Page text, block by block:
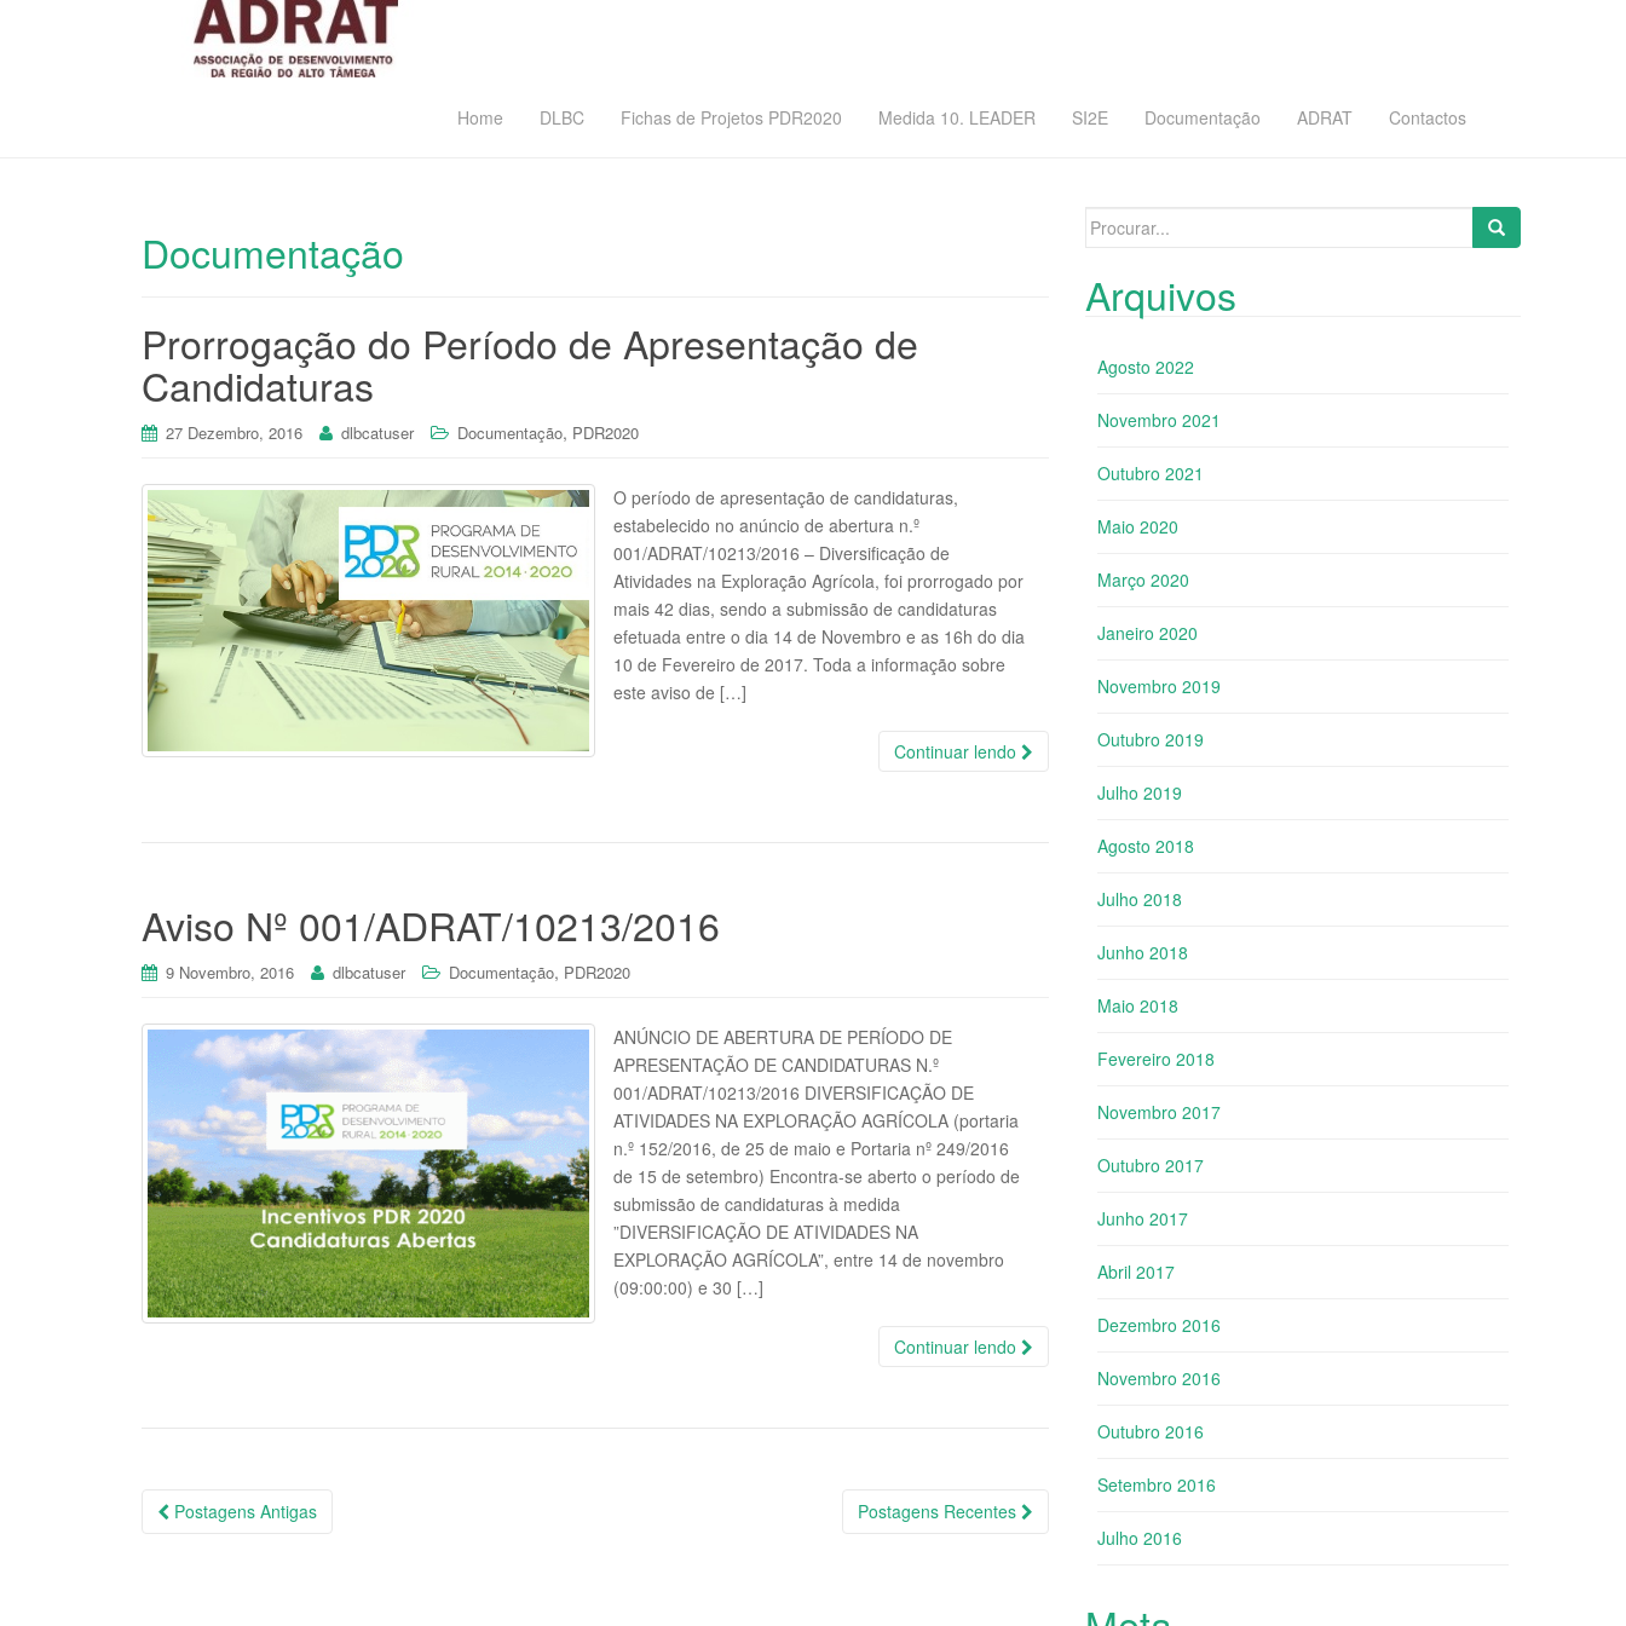
Home DLBC Fichas de Projetos PDR2020 Medida 10. LEADER SI2E Documentação ADRAT Contactos
Documentação
Prorrogação do Período de Apresentação de
Candidaturas
27 Dezembro, 2016 dlbcatuser Documentação, PDR2020
O período de apresentação de candidaturas,
estabelecido no anúncio de abertura n.º
001/ADRAT/10213/2016 – Diversificação de
Atividades na Exploração Agrícola, foi prorrogado por
mais 42 dias, sendo a submissão de candidaturas
efetuada entre o dia 14 de Novembro e as 16h do dia
10 de Fevereiro de 2017. Toda a informação sobre
este aviso de […]
Continuar lendo
Aviso Nº 001/ADRAT/10213/2016
9 Novembro, 2016 dlbcatuser Documentação, PDR2020
ANÚNCIO DE ABERTURA DE PERÍODO DE
APRESENTAÇÃO DE CANDIDATURAS N.º
001/ADRAT/10213/2016 DIVERSIFICAÇÃO DE
ATIVIDADES NA EXPLORAÇÃO AGRÍCOLA (portaria
n.º 152/2016, de 25 de maio e Portaria nº 249/2016
de 15 de setembro) Encontra-se aberto o período de
submissão de candidaturas à medida
”DIVERSIFICAÇÃO DE ATIVIDADES NA
EXPLORAÇÃO AGRÍCOLA”, entre 14 de novembro
(09:00:00) e 30 […]
Continuar lendo
Navegação das Postagens
Postagens Antigas Postagens Recentes
Search for:
Arquivos
Agosto 2022
Novembro 2021
Outubro 2021
Maio 2020
Março 2020
Janeiro 2020
Novembro 2019
Outubro 2019
Julho 2019
Agosto 2018
Julho 2018
Junho 2018
Maio 2018
Fevereiro 2018
Novembro 2017
Outubro 2017
Junho 2017
Abril 2017
Dezembro 2016
Novembro 2016
Outubro 2016
Setembro 2016
Julho 2016